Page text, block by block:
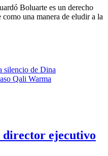
Boluarte es un derecho
una manera de eludir a la
director ejecutivo